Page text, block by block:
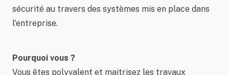
sécurité au travers des systèmes mis en place dans
l'entreprise.
Pourquoi vous ?
Vous êtes polyvalent et maitrisez les travaux